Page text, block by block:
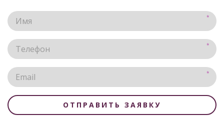
ОТПРАВИТЬ ЗАЯВКУ